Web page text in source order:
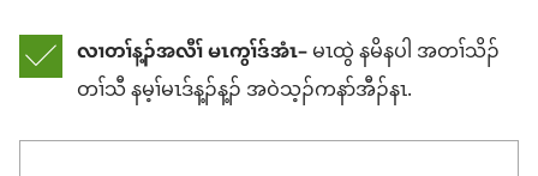
လၢတၢ်န့ၣ်အလီၢ် မၤကွၢ်ဒ်အံၤ–မၤထွဲ နမိနပါ အတၢ်သိၣ်
တၢ်သီ နမ့ၢ်မၤဒ်န့ၣ်န့ၣ် အဝဲသ့ၣ်ကနာ်အီၣ်နၤ.